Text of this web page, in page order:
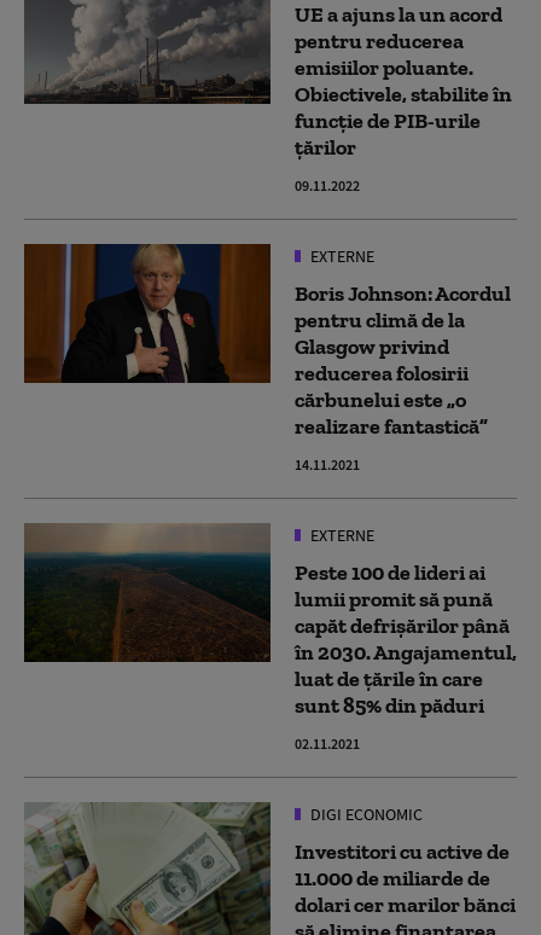
UE a ajuns la un acord
pentru reducerea
emisiilor poluante.
Obiectivele, stabilite în
funcție de PIB-urile
țărilor
09.11.2022
EXTERNE
Boris Johnson: Acordul
pentru climă de la
Glasgow privind
reducerea folosirii
cărbunelui este „o
realizare fantastică”
14.11.2021
EXTERNE
Peste 100 de lideri ai
lumii promit să pună
capăt defrișărilor până
în 2030. Angajamentul,
luat de țările în care
sunt 85% din păduri
02.11.2021
DIGI ECONOMIC
Investitori cu active de
11.000 de miliarde de
dolari cer marilor bănci